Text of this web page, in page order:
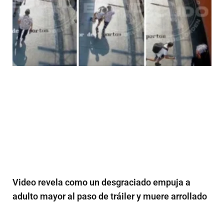
Video revela como un desgraciado empuja a
adulto mayor al paso de tráiler y muere arrollado